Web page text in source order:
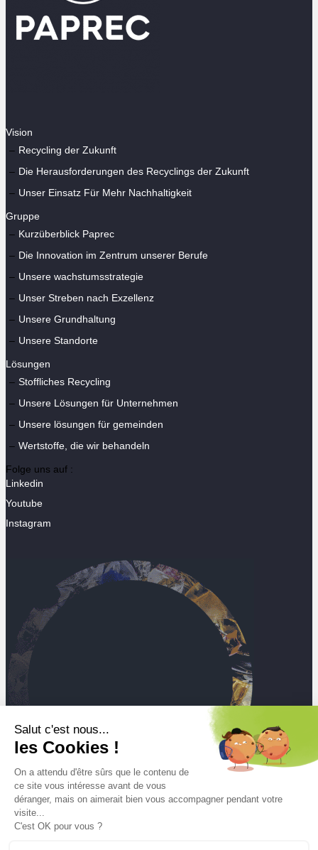
Salut c'est nous...
les Cookies !
On a attendu d'être sûrs que le contenu de
ce site vous intéresse avant de vous
déranger, mais on aimerait bien vous accompagner pendant votre
visite...
C'est OK pour vous ?
Vision
Recycling der Zukunft
Die Herausforderungen des Recyclings der Zukunft
Unser Einsatz Für Mehr Nachhaltigkeit
Gruppe
Kurzüberblick Paprec
Die Innovation im Zentrum unserer Berufe
Unsere wachstumsstrategie
Unser Streben nach Exzellenz
Unsere Grundhaltung
Unsere Standorte
Lösungen
Stoffliches Recycling
Unsere Lösungen für Unternehmen
Unsere lösungen für gemeinden
Wertstoffe, die wir behandeln
Folge uns auf :
Linkedin
Youtube
Instagram